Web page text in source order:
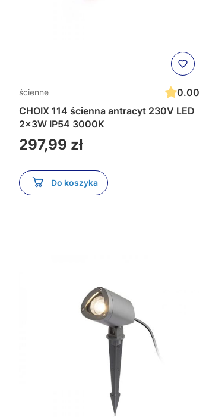
ścienne
0.00
CHOIX 114 ścienna antracyt 230V LED
2x3W IP54 3000K
Cena
297,99 zł
Do koszyka